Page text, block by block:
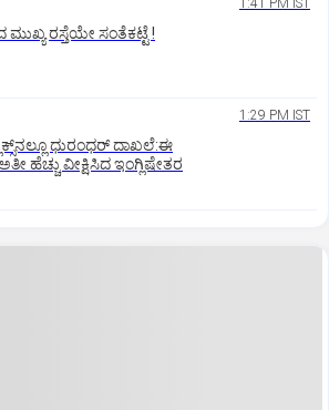
1:41 PM IST
ರಸ್ತೆಯೇ ಸಂತೆಕಟ್ಟೆ !
1:29 PM IST
ಧುರಂಧರ್‌ ದಾಖಲೆ:ಈ
ಹೆಚ್ಚು ವೀಕ್ಷಿಸಿದ ಇಂಗ್ಲಿಷೇತರ